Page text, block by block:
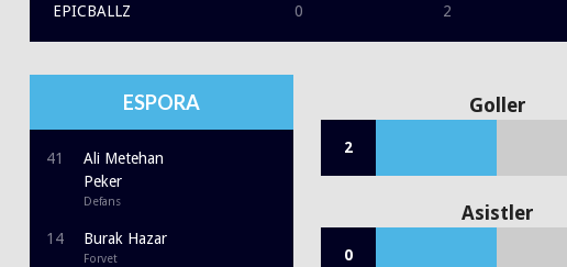
EPICBALLZ 0 2
ESPORA
41
Ali Metehan
Peker
Defans
14 Burak Hazar
Forvet
Goller
2
Asistler
0